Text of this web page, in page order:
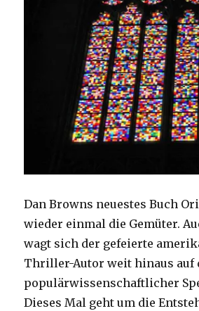
Dan Browns neuestes Buch
wieder einmal die Gemüter.
wagt sich der gefeierte
Thriller-Autor weit hinaus auf
populärwissenschaftlicher
Dieses Mal geht um die